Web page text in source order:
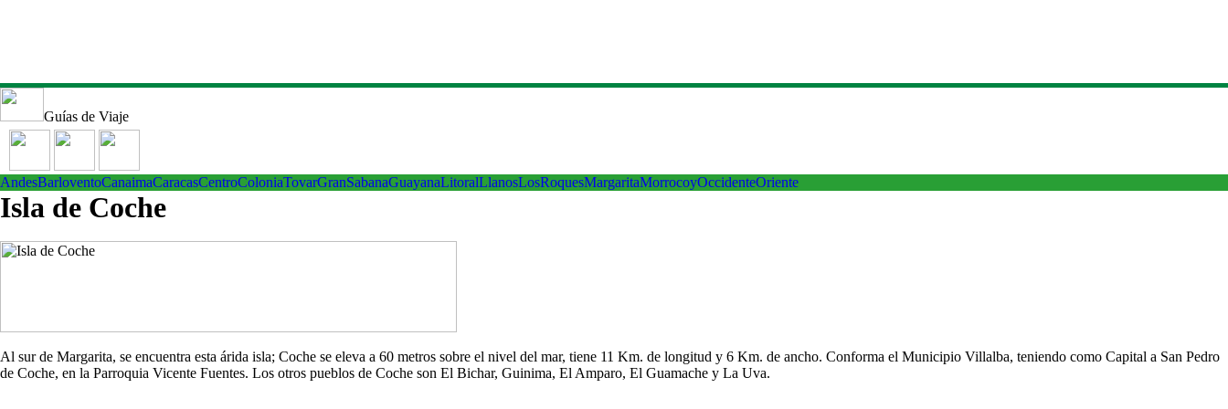
Guías de Viaje
AndesBarloventoCanaimaCaracasCentroColoniaTovarGranSabanaGuayanaLitoralLlanosLosRoquesMargaritaMorrocoyOccidenteOriente
Isla de Coche
Al sur de Margarita, se encuentra esta árida isla; Coche se eleva a 60 metros sobre el nivel del mar, tiene 11 Km. de longitud y 6 Km. de ancho. Conforma el Municipio Villalba, teniendo como Capital a San Pedro
de Coche, en la Parroquia Vicente Fuentes. Los otros pueblos de Coche son El Bichar, Guinima, El Amparo, El Guamache y La Uva.